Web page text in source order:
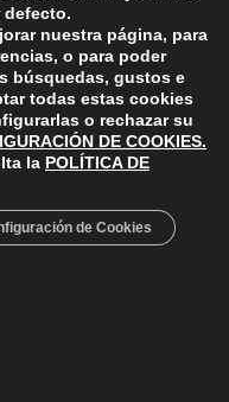
R-29 39313 Polanco
+34 942 82 49 75
Personales-Política de
defecto.
nuestra página, para
o para poder
búsquedas, gustos e
todas estas cookies
o rechazar su
DE COOKIES.
la POLÍTICA DE
de Cookies